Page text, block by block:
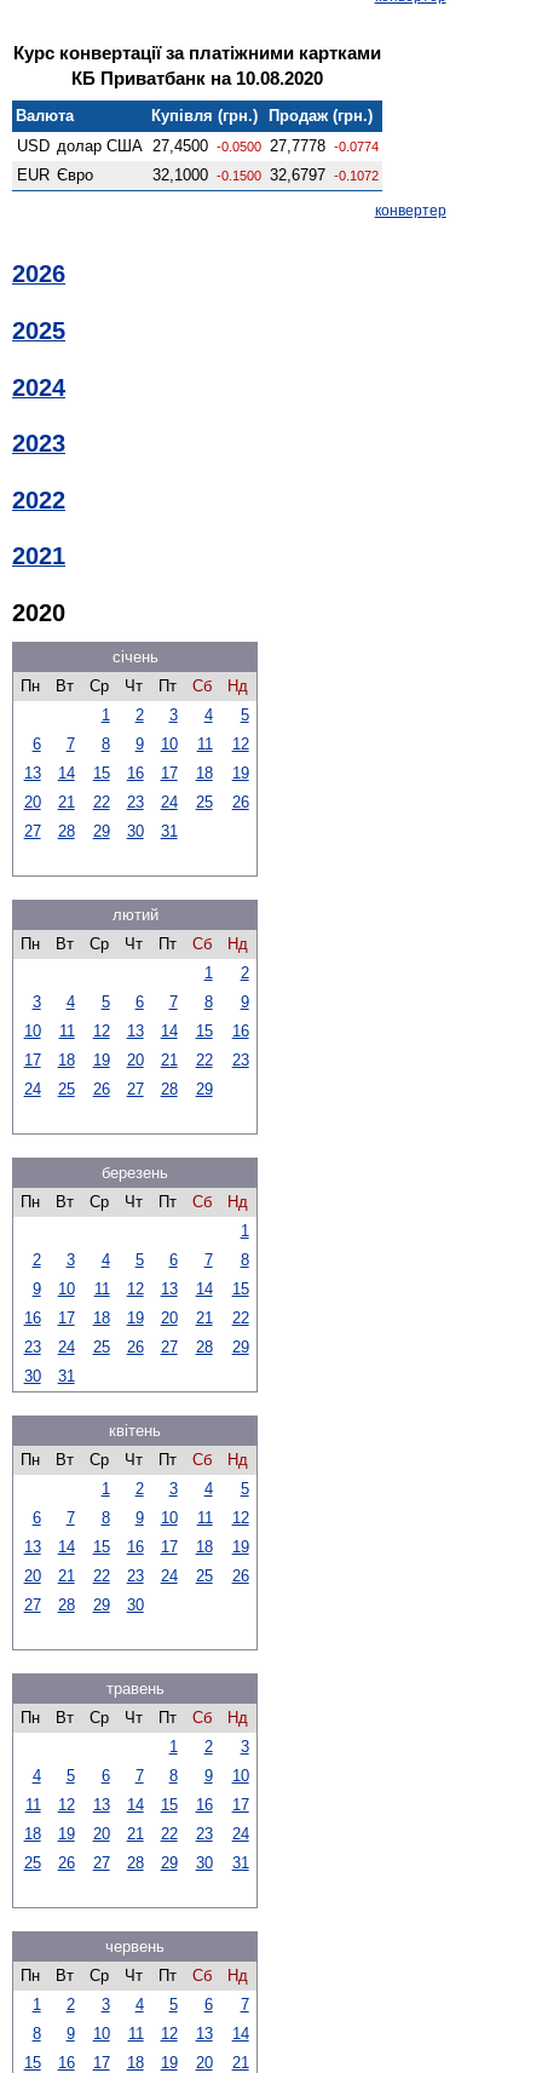
Курс конвертації за платіжними картками
КБ Приватбанк на 10.08.2020
Валюта Купівля (грн.)
Продаж (грн.)
USD долар США 27,4500 -0.0500 27,7778 -0.0774
EUR Євро 32,1000 -0.1500 32,6797 -0.1072
конвертер
2026
2025
2024
2023
2022
2021
2020
січень
Пн
Вт Ср Чт Пт Сб
Нд
1
2 3 4
5
6
7 8 9 10 11
12
13
14 15 16 17 18
19
20
21 22 23 24 25
26
27
28 29 30 31
лютий
Пн
Вт Ср Чт Пт Сб
Нд
1
2
3
4 5 6 7 8
9
10
11 12 13 14 15
16
17
18 19 20 21 22
23
24
25 26 27 28 29
березень
Пн
Вт Ср Чт Пт Сб
Нд
1
2
3 4 5 6 7
8
9
10 11 12 13 14
15
16
17 18 19 20 21
22
23
24 25 26 27 28
29
30
31
квітень
Пн
Вт Ср Чт Пт Сб
Нд
1
2 3 4
5
6
7 8 9 10 11
12
13
14 15 16 17 18
19
20
21 22 23 24 25
26
27
28 29 30
травень
Пн
Вт Ср Чт Пт Сб
Нд
1
2
3
4
5 6 7 8 9
10
11
12 13 14 15 16
17
18
19 20 21 22 23
24
25
26 27 28 29 30 31
червень
Пн
Вт Ср Чт Пт Сб
Нд
1
2 3 4 5 6
7
8
9 10 11 12 13
14
15
16 17 18 19 20
21